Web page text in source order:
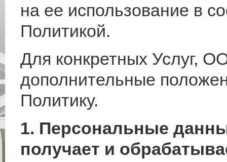
на ее использование в
Политикой.
Для конкретных Услуг,
дополнительные
Политику.
1. Персональные
получает и